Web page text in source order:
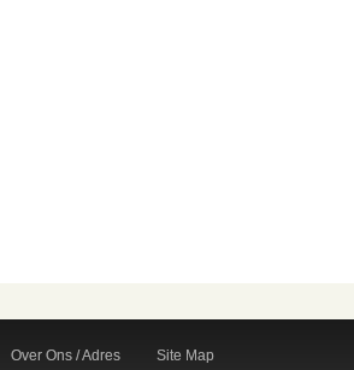
Over Ons / Adres
Site Map